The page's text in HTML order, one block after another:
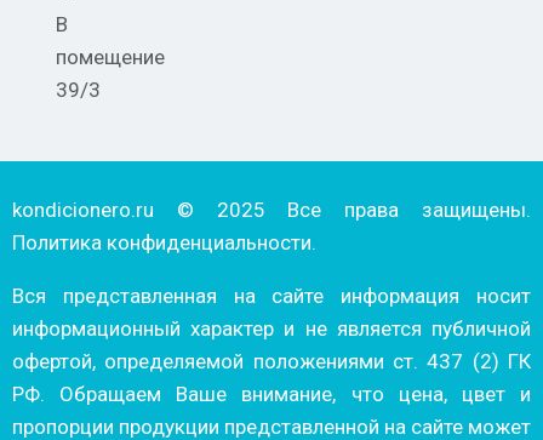
В
помещение
39/3
kondicionero.ru © 2025 Все права защищены.
Политика конфиденциальности.
Вся представленная на сайте информация носит
информационный характер и не является публичной
офертой, определяемой положениями ст. 437 (2) ГК
РФ. Обращаем Ваше внимание, что цена, цвет и
пропорции продукции представленной на сайте может